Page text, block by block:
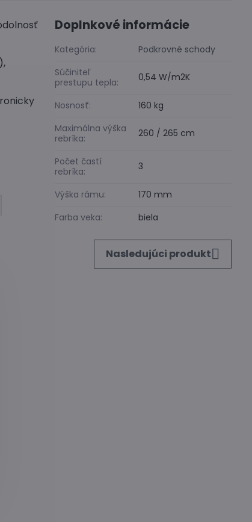
Doplnkové informácie
Kategória:
Podkrovné schody
Súčiniteľ
prestupu tepla:
0,54 W/m2K
Nosnosť:
160 kg
Maximálna výška
rebríka:
260 / 265 cm
Počet častí
rebríka:
3
Výška rámu:
170 mm
Farba veka:
biela
Nasledujúci produkt